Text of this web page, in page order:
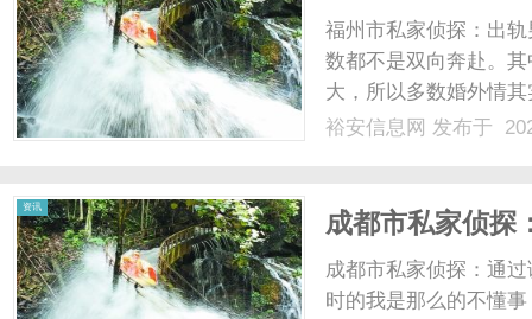
福州市私家侦探：出
数都不是双向奔赴。
大，所以多数婚外情
情况是，出轨男人爱
裕安信息网 发布于
资讯
成都市私家侦探
成都市私家侦探：通
时的我是那么的不懂